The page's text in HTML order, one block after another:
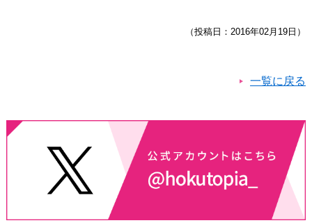
（投稿日：2016年02月19日）
一覧に戻る